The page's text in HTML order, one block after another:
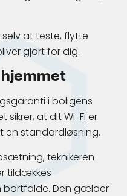
at teste, flytte
gjort for dig.
i boligens
sikrer, at dit Wi-Fi er
en standardløsning.
teknikeren
tildækkes
bortfalde. Den gælder